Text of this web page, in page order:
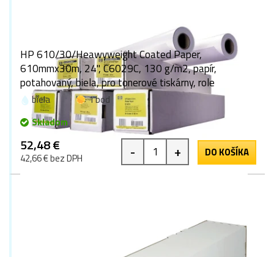
HP 610/30/Heawyweight Coated Paper,
610mmx30m, 24", C6029C, 130 g/m2, papír,
potahovaný, biela, pro tonerové tiskárny, role
biela
1 bod
Skladom
52,48 €
42,66 € bez DPH - + DO KOŠÍKA